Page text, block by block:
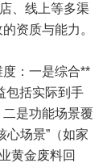
、线上等多渠
资质与能力。
：一是综合**
包括实际到手
是功能场景覆
心场景”（如家
黄金废料回